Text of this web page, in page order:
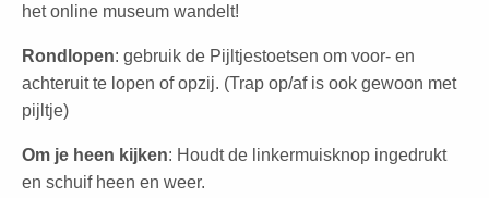
het online museum wandelt!
Rondlopen: gebruik de Pijltjestoetsen om voor- en
achteruit te lopen of opzij. (Trap op/af is ook gewoon met
pijltje)
Om je heen kijken: Houdt de linkermuisknop ingedrukt
en schuif heen en weer.